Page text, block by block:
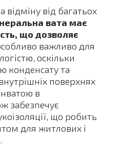
відміну від багатьох
вата має
що дозволяє
важливо для
оскільки
конденсату та
поверхнях
в
забезпечує
що робить
для житлових і